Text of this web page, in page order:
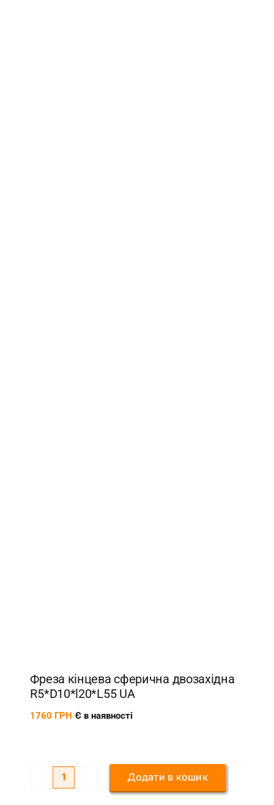
Фреза кінцева сферична двозахідна
R5*D10*l20*L55 UA
1760 ГРН Є в наявності
Додати в кошик